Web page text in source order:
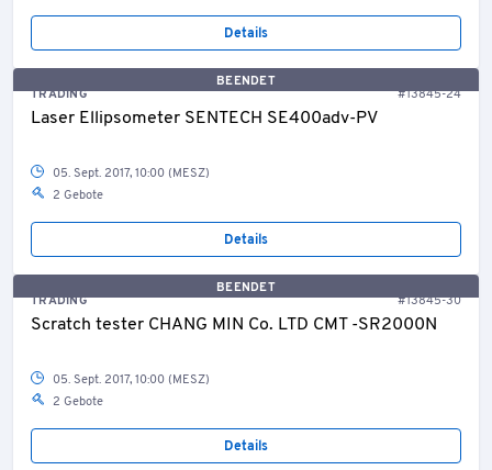
Details
BEENDET
TRADING
#13845-24
Laser Ellipsometer SENTECH SE400adv-PV
05. Sept. 2017, 10:00 (MESZ)
2 Gebote
Details
BEENDET
TRADING
#13845-30
Scratch tester CHANG MIN Co. LTD CMT -SR2000N
05. Sept. 2017, 10:00 (MESZ)
2 Gebote
Details